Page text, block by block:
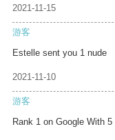
2021-11-15
游客
Estelle sent you 1 nude
2021-11-10
游客
Rank 1 on Google With 5